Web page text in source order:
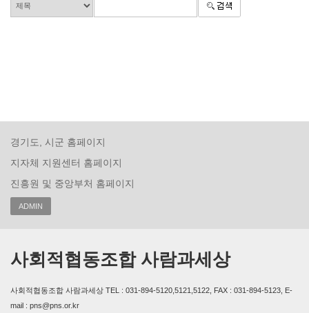
경기도, 시군 홈페이지
지자체 지원센터 홈페이지
진흥원 및 중앙부처 홈페이지
ADMIN
사회적협동조합 사람과세상
사회적협동조합 사람과세상 TEL : 031-894-5120,5121,5122, FAX : 031-894-5123, E-
mail : pns@pns.or.kr